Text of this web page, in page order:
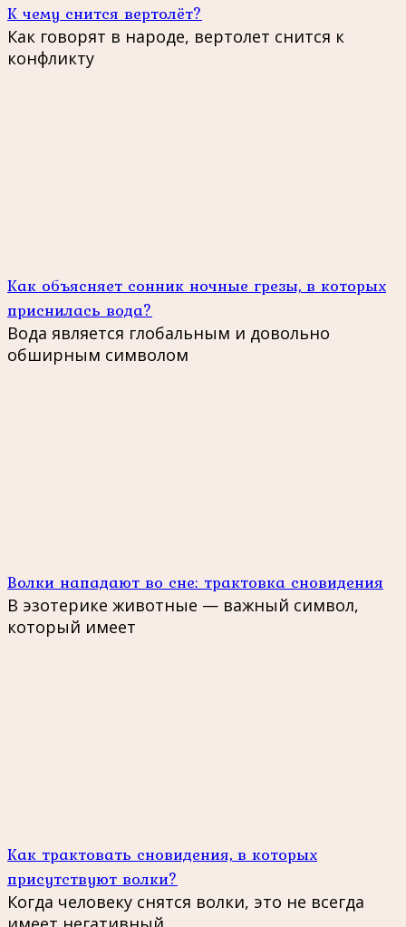
К чему снится вертолёт?
Как говорят в народе, вертолет снится к
конфликту
Как объясняет сонник ночные грезы, в которых
приснилась вода?
Вода является глобальным и довольно
обширным символом
Волки нападают во сне: трактовка сновидения
В эзотерике животные — важный символ,
который имеет
Как трактовать сновидения, в которых
присутствуют волки?
Когда человеку снятся волки, это не всегда